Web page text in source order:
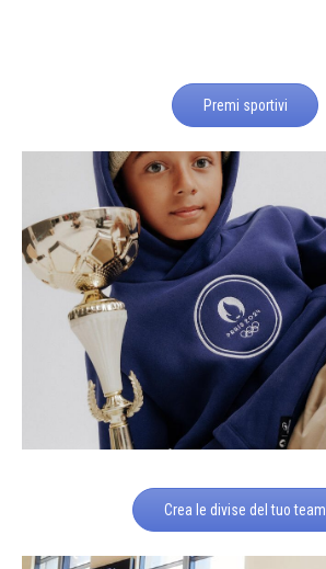
Premi sportivi
Crea le divise del tuo team